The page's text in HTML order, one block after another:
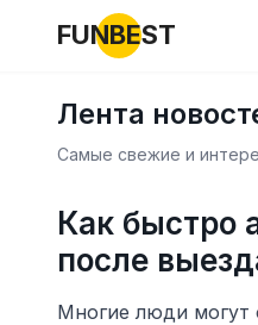
FUNBEST
Лента
Самые свежие и
Как быстро
после
Многие люди могут